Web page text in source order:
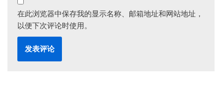
在此浏览器中保存我的显示名称、邮箱地址和网站地址，
以便下次评论时使用。